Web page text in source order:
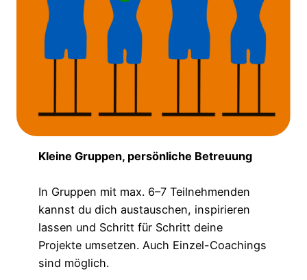
Kleine Gruppen, persönliche Betreuung
In Gruppen mit max. 6–7 Teilnehmenden
kannst du dich austauschen, inspirieren
lassen und Schritt für Schritt deine
Projekte umsetzen. Auch Einzel-Coachings
sind möglich.